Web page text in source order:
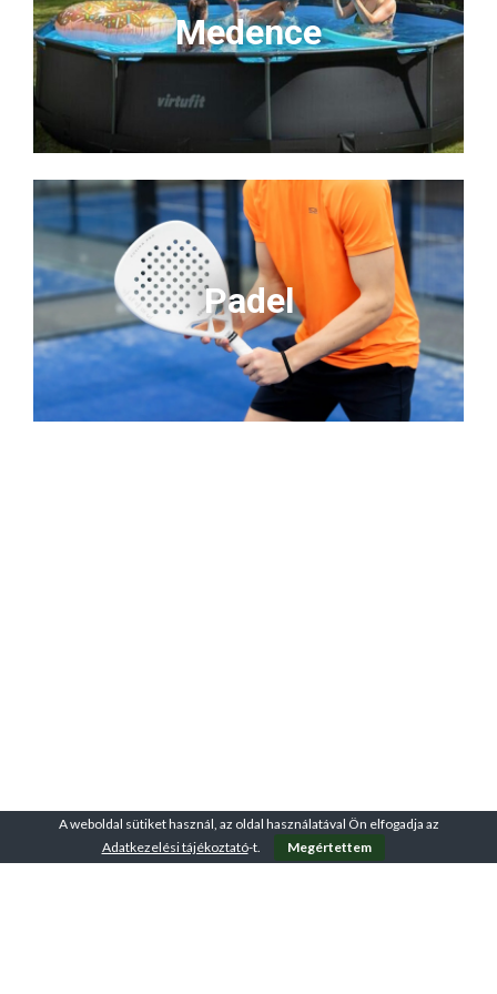
Medence
Padel
A weboldal sütiket használ, az oldal használatával Ön elfogadja az
Adatkezelési tájékoztató-t. Megértettem